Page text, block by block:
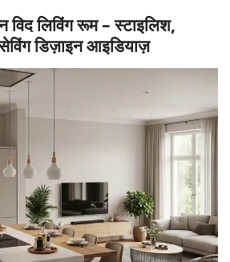
लिविंग रूम – स्टाइलिश,
डिज़ाइन आइडियाज़